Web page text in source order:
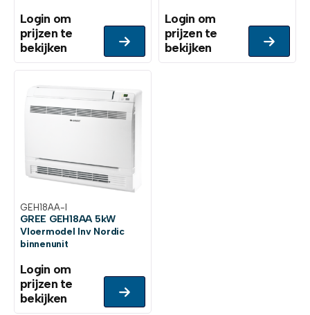
Login om
prijzen te
bekijken
Login om
prijzen te
bekijken
GEH18AA-I
GREE GEH18AA 5kW
Vloermodel Inv Nordic
binnenunit
Login om
prijzen te
bekijken